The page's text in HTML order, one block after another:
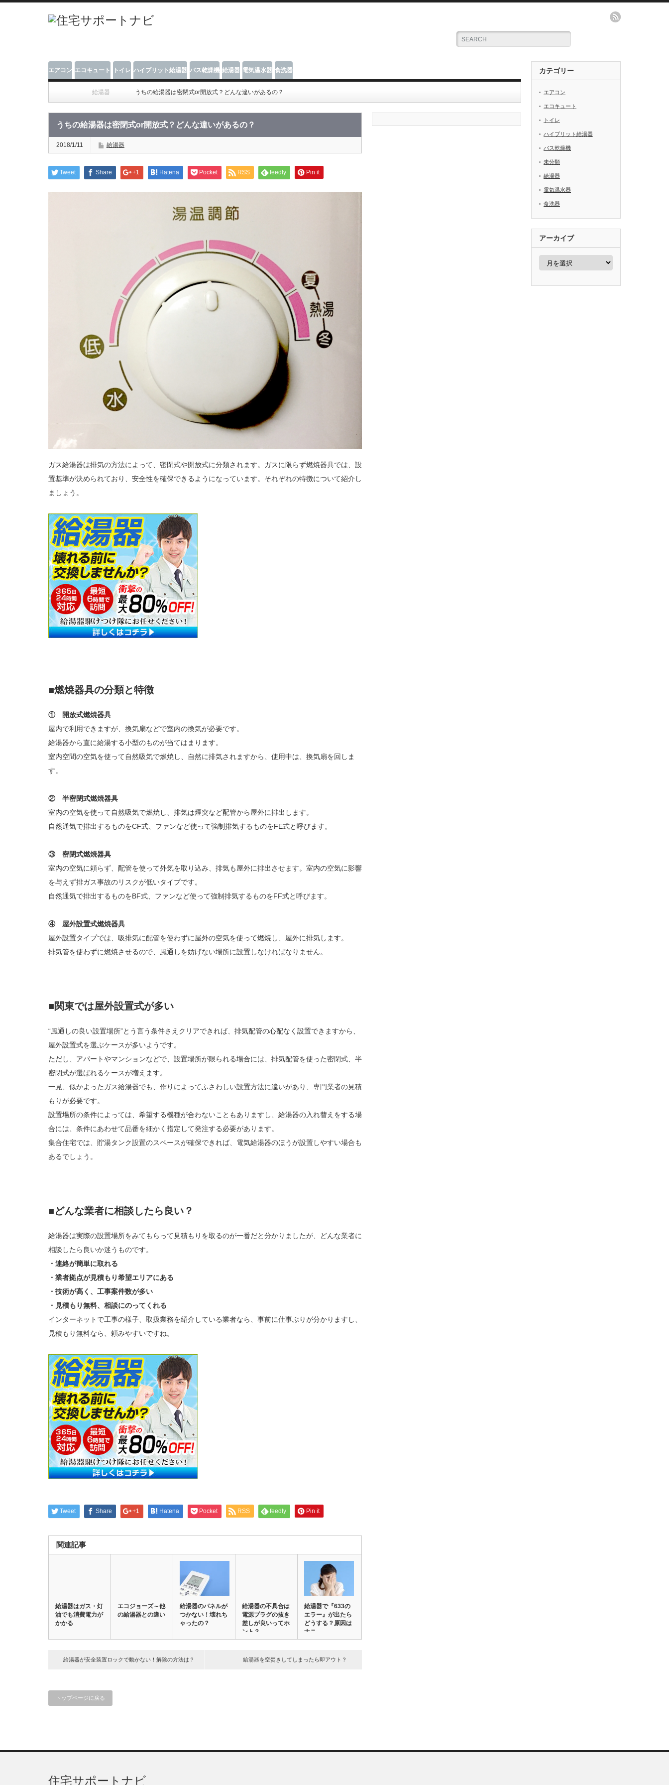
エアコン エコキュート トイレ ハイブリット給湯器 バス乾燥機 給湯器 電気温水器 食洗器
給湯器 うちの給湯器は密閉式or開放式？どんな違いがあるの？
うちの給湯器は密閉式or開放式？どんな違いがあるの？
2018/1/11 給湯器
Tweet Share +1 Hatena Pocket RSS feedly Pin it
ガス給湯器は排気の方法によって、密閉式や開放式に分類されます。ガスに限らず燃焼器具では、設
置基準が決められており、安全性を確保できるようになっています。それぞれの特徴について紹介し
ましょう。
■燃焼器具の分類と特徴
① 開放式燃焼器具
屋内で利用できますが、換気扇などで室内の換気が必要です。
給湯器から直に給湯する小型のものが当てはまります。
室内空間の空気を使って自然吸気で燃焼し、自然に排気されますから、使用中は、換気扇を回しま
す。
② 半密閉式燃焼器具
室内の空気を使って自然吸気で燃焼し、排気は煙突など配管から屋外に排出します。
自然通気で排出するものをCF式、ファンなど使って強制排気するものをFE式と呼びます。
③ 密閉式燃焼器具
室内の空気に頼らず、配管を使って外気を取り込み、排気も屋外に排出させます。室内の空気に影響
を与えず排ガス事故のリスクが低いタイプです。
自然通気で排出するものをBF式、ファンなど使って強制排気するものをFF式と呼びます。
④ 屋外設置式燃焼器具
屋外設置タイプでは、吸排気に配管を使わずに屋外の空気を使って燃焼し、屋外に排気します。
排気管を使わずに燃焼させるので、風通しを妨げない場所に設置しなければなりません。
■関東では屋外設置式が多い
“風通しの良い設置場所”とう言う条件さえクリアできれば、排気配管の心配なく設置できますから、
屋外設置式を選ぶケースが多いようです。
ただし、アパートやマンションなどで、設置場所が限られる場合には、排気配管を使った密閉式、半
密閉式が選ばれるケースが増えます。
一見、似かよったガス給湯器でも、作りによってふさわしい設置方法に違いがあり、専門業者の見積
もりが必要です。
設置場所の条件によっては、希望する機種が合わないこともありますし、給湯器の入れ替えをする場
合には、条件にあわせて品番を細かく指定して発注する必要があります。
集合住宅では、貯湯タンク設置のスペースが確保できれば、電気給湯器のほうが設置しやすい場合も
あるでしょう。
■どんな業者に相談したら良い？
給湯器は実際の設置場所をみてもらって見積もりを取るのが一番だと分かりましたが、どんな業者に
相談したら良いか迷うものです。
・連絡が簡単に取れる
・業者拠点が見積もり希望エリアにある
・技術が高く、工事案件数が多い
・見積もり無料、相談にのってくれる
インターネットで工事の様子、取扱業務を紹介している業者なら、事前に仕事ぶりが分かりますし、
見積もり無料なら、頼みやすいですね。
Tweet Share +1 Hatena Pocket RSS feedly Pin it
関連記事
給湯器はガス・灯
油でも消費電力が
かかる
エコジョーズ～他
の給湯器との違い
給湯器のパネルが
つかない！壊れち
ゃったの？
給湯器の不具合は
電源プラグの抜き
差しが良いってホ
ント？
給湯器で『633の
エラー』が出たら
どうする？原因は
ナニ
給湯器が安全装置ロックで動かない！解除の方法は？ 給湯器を空焚きしてしまったら即アウト？
トップページに戻る
カテゴリー
エアコン
エコキュート
トイレ
ハイブリット給湯器
バス乾燥機
未分類
給湯器
電気温水器
食洗器
アーカイブ
ア
ブ
住宅サポートナビ